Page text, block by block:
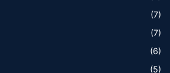
(7)
(7)
(6)
(5)